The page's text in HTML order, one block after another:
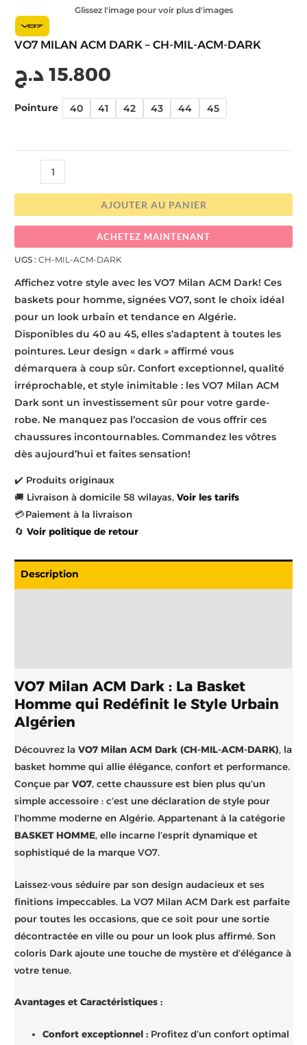
Glissez l'image pour voir plus d'images
VO7 MILAN ACM DARK – CH-MIL-ACM-DARK
15.800 د.ج
Pointure 40 41 42 43 44 45
AJOUTER AU PANIER
ACHETEZ MAINTENANT
UGS :CH-MIL-ACM-DARK
Affichez votre style avec les VO7 Milan ACM Dark! Ces
baskets pour homme, signées VO7, sont le choix idéal
pour un look urbain et tendance en Algérie.
Disponibles du 40 au 45, elles s’adaptent à toutes les
pointures. Leur design « dark » affirmé vous
démarquera à coup sûr. Confort exceptionnel, qualité
irréprochable, et style inimitable : les VO7 Milan ACM
Dark sont un investissement sûr pour votre garde-
robe. Ne manquez pas l’occasion de vous offrir ces
chaussures incontournables. Commandez les vôtres
dès aujourd’hui et faites sensation!
✔️ Produits originaux
🚚 Livraison à domicile 58 wilayas, Voir les tarifs
💳 Paiement à la livraison
🔄 Voir politique de retour
Description
VO7 Milan ACM Dark : La Basket
Homme qui Redéfinit le Style Urbain
Algérien
Découvrez laVO7 Milan ACM Dark (CH-MIL-ACM-DARK), la
basket homme qui allie élégance, confort et performance.
Conçue parVO7, cette chaussure est bien plus qu’un
simple accessoire : c’est une déclaration de style pour
l’homme moderne en Algérie. Appartenant à la catégorie
BASKET HOMME, elle incarne l’esprit dynamique et
sophistiqué de la marque VO7.
Laissez-vous séduire par son design audacieux et ses
finitions impeccables. La VO7 Milan ACM Dark est parfaite
pour toutes les occasions, que ce soit pour une sortie
décontractée en ville ou pour un look plus affirmé. Son
coloris Dark ajoute une touche de mystère et d’élégance à
votre tenue.
Avantages et Caractéristiques :
Confort exceptionnel : Profitez d’un confort optimal